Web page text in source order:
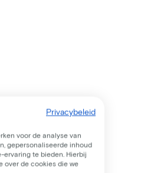
Privacybeleid
voor de analyse van
gepersonaliseerde inhoud
te bieden. Hierbij
over de cookies die we